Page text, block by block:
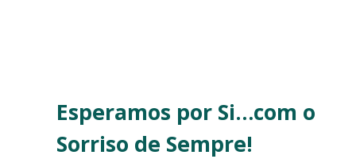
Esperamos por Si…com o
Sorriso de Sempre!